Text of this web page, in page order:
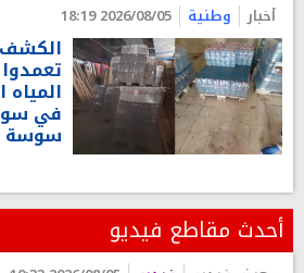
أخبار وطنية 2026/08/05 18:19
الكشف
المياه
في
سوسة
أحدث مقاطع فيديو